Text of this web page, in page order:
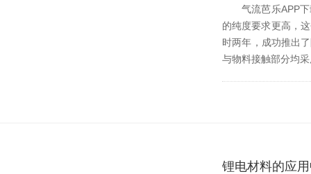
气流芭乐APP下载
的纯度要求更高
时两年，成功推
与物料接触部分均
锂电材料的应